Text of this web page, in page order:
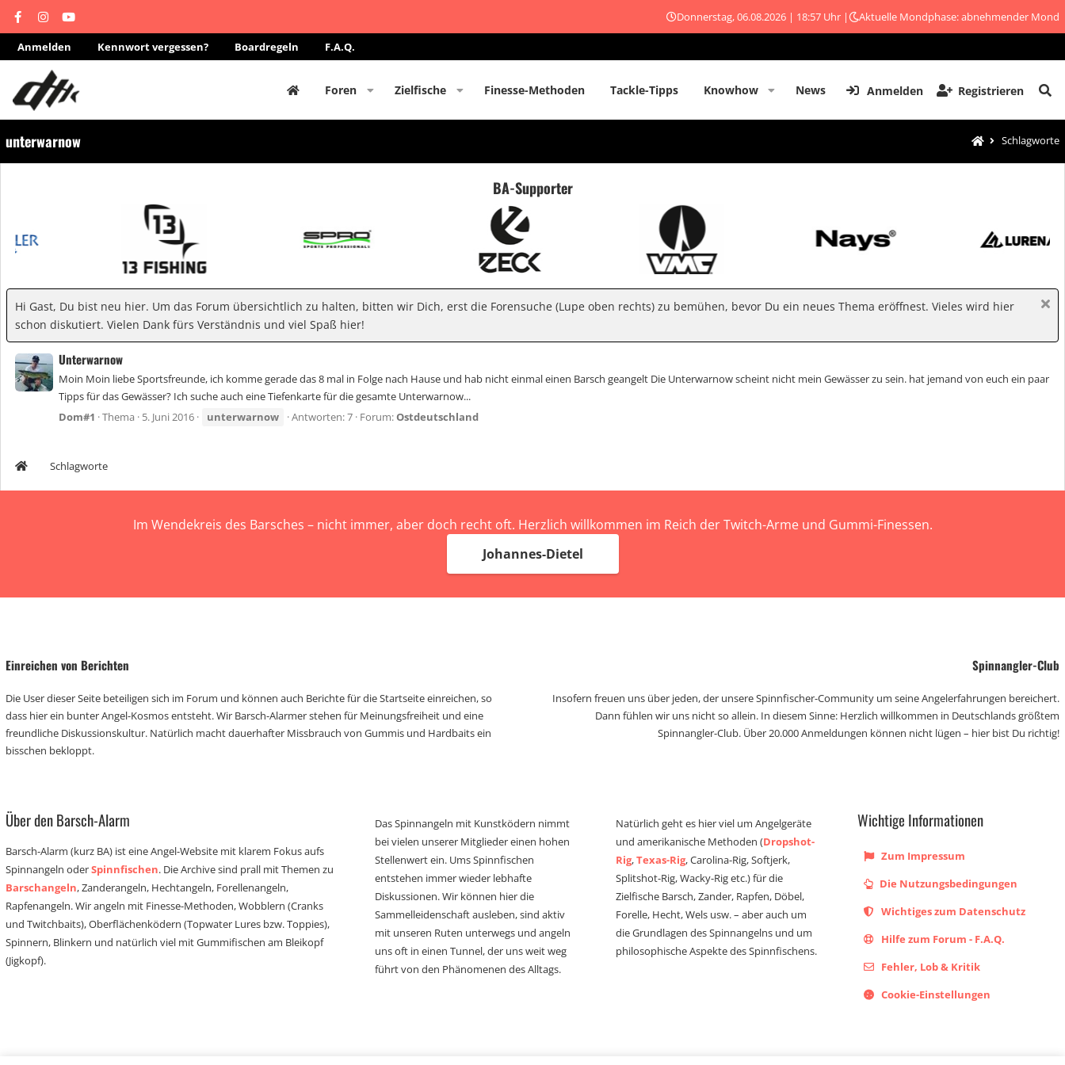
Donnerstag, 06.08.2026 | 18:57 Uhr | Aktuelle Mondphase: abnehmender Mond
Anmelden Kennwort vergessen? Boardregeln F.A.Q.
Foren Zielfische Finesse-Methoden Tackle-Tipps Knowhow News Anmelden Registrieren
unterwarnow Schlagworte
BA-Supporter
Hi Gast, Du bist neu hier. Um das Forum übersichtlich zu halten, bitten wir Dich, erst die Forensuche (Lupe oben rechts) zu bemühen, bevor Du ein neues Thema eröffnest. Vieles wird hier
schon diskutiert. Vielen Dank fürs Verständnis und viel Spaß hier!
Unterwarnow
Moin Moin liebe Sportsfreunde, ich komme gerade das 8 mal in Folge nach Hause und hab nicht einmal einen Barsch geangelt Die Unterwarnow scheint nicht mein Gewässer zu sein. hat jemand von euch ein paar
Tipps für das Gewässer? Ich suche auch eine Tiefenkarte für die gesamte Unterwarnow...
Dom#1 Thema 5. Juni 2016 unterwarnow Antworten: 7 Forum:Ostdeutschland
Schlagworte
Im Wendekreis des Barsches – nicht immer, aber doch recht oft. Herzlich willkommen im Reich der Twitch-Arme und Gummi-Finessen.
Johannes-Dietel
Einreichen von Berichten
Die User dieser Seite beteiligen sich im Forum und können auch Berichte für die Startseite einreichen, so
dass hier ein bunter Angel-Kosmos entsteht. Wir Barsch-Alarmer stehen für Meinungsfreiheit und eine
freundliche Diskussionskultur. Natürlich macht dauerhafter Missbrauch von Gummis und Hardbaits ein
bisschen bekloppt.
Spinnangler-Club
Insofern freuen uns über jeden, der unsere Spinnfischer-Community um seine Angelerfahrungen bereichert.
Dann fühlen wir uns nicht so allein. In diesem Sinne: Herzlich willkommen in Deutschlands größtem
Spinnangler-Club. Über 20.000 Anmeldungen können nicht lügen – hier bist Du richtig!
Über den Barsch-Alarm
Barsch-Alarm (kurz BA) ist eine Angel-Website mit klarem Fokus aufs
Spinnangeln oderSpinnfischen. Die Archive sind prall mit Themen zu
Barschangeln, Zanderangeln, Hechtangeln, Forellenangeln,
Rapfenangeln. Wir angeln mit Finesse-Methoden, Wobblern (Cranks
und Twitchbaits), Oberflächenködern (Topwater Lures bzw. Toppies),
Spinnern, Blinkern und natürlich viel mit Gummifischen am Bleikopf
(Jigkopf).
Das Spinnangeln mit Kunstködern nimmt
bei vielen unserer Mitglieder einen hohen
Stellenwert ein. Ums Spinnfischen
entstehen immer wieder lebhafte
Diskussionen. Wir können hier die
Sammelleidenschaft ausleben, sind aktiv
mit unseren Ruten unterwegs und angeln
uns oft in einen Tunnel, der uns weit weg
führt von den Phänomenen des Alltags.
Natürlich geht es hier viel um Angelgeräte
und amerikanische Methoden (Dropshot-
Rig,Texas-Rig, Carolina-Rig, Softjerk,
Splitshot-Rig, Wacky-Rig etc.) für die
Zielfische Barsch, Zander, Rapfen, Döbel,
Forelle, Hecht, Wels usw. – aber auch um
die Grundlagen des Spinnangelns und um
philosophische Aspekte des Spinnfischens.
Wichtige Informationen
Zum Impressum
Die Nutzungsbedingungen
Wichtiges zum Datenschutz
Hilfe zum Forum - F.A.Q.
Fehler, Lob & Kritik
Cookie-Einstellungen